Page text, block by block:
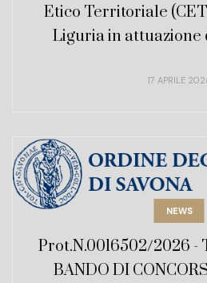
Etico Territoriale
Liguria in attuazione
17 APRILE
NEWS
Prot.N.0016502/2026 -
BANDO DI